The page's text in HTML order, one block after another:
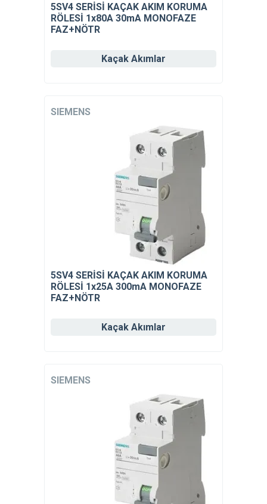
5SV4 SERİSİ KAÇAK AKIM KORUMA
RÖLESİ 1x80A 30mA MONOFAZE
FAZ+NÖTR
Kaçak Akımlar
SIEMENS
5SV4 SERİSİ KAÇAK AKIM KORUMA
RÖLESİ 1x25A 300mA MONOFAZE
FAZ+NÖTR
Kaçak Akımlar
SIEMENS